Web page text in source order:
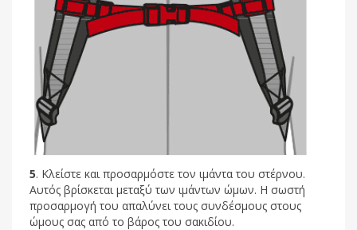
5. Κλείστε και προσαρμόστε τον ιμάντα του στέρνου.
Αυτός βρίσκεται μεταξύ των ιμάντων ώμων. Η σωστή
προσαρμογή του απαλύνει τους συνδέσμους στους
ώμους σας από το βάρος του σακιδίου.